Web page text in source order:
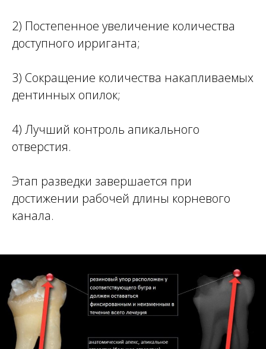
2) Постепенное увеличение количества
доступного ирриганта;
3) Сокращение количества накапливаемых
дентинных опилок;
4) Лучший контроль апикального
отверстия.
Этап разведки завершается при
достижении рабочей длины корневого
канала.